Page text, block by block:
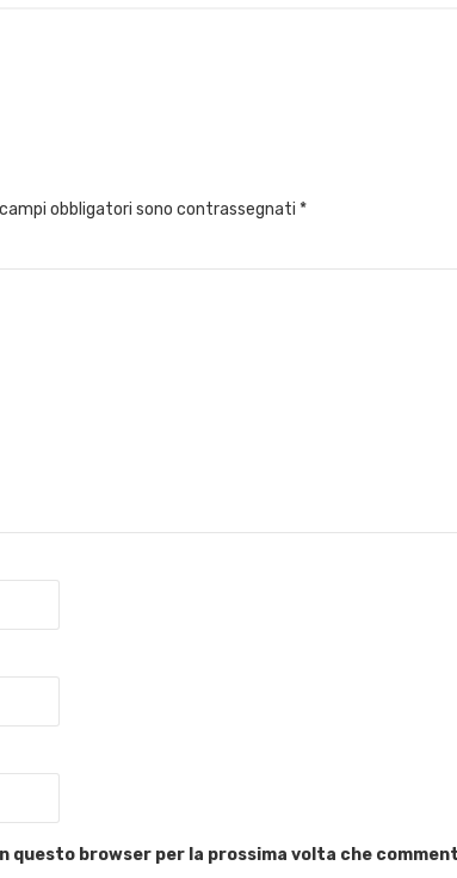
obbligatori sono contrassegnati *
questo browser per la prossima volta che